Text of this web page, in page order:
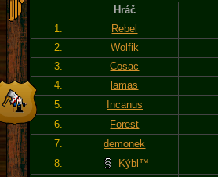
Hráč
1.
Rebel
2.
Wolfik
3.
Cosac
4.
lamas
5.
Incanus
6.
Forest
7.
demonek
8.
Kýbl™